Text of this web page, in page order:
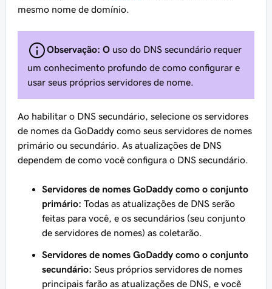
mesmo nome de domínio.
Observação: O uso do DNS secundário requer
um conhecimento profundo de como configurar e
usar seus próprios servidores de nome.
Ao habilitar o DNS secundário, selecione os servidores
de nomes da GoDaddy como seus servidores de nomes
primário ou secundário. As atualizações de DNS
dependem de como você configura o DNS secundário.
Servidores de nomes GoDaddy como o conjunto
primário: Todas as atualizações de DNS serão
feitas para você, e os secundários (seu conjunto
de servidores de nomes) as coletarão.
Servidores de nomes GoDaddy como o conjunto
secundário: Seus próprios servidores de nomes
principais farão as atualizações de DNS, e você